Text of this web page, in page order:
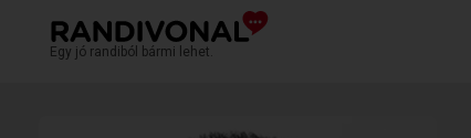
Egy jó randiból bármi lehet.